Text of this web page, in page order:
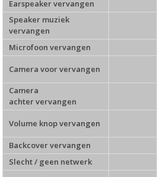
Earspeaker vervangen
Speaker muziek
vervangen
Microfoon vervangen
Camera voor vervangen
Camera
achter vervangen
Volume knop vervangen
Backcover vervangen
Slecht / geen netwerk